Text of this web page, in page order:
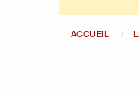
ACCUEIL